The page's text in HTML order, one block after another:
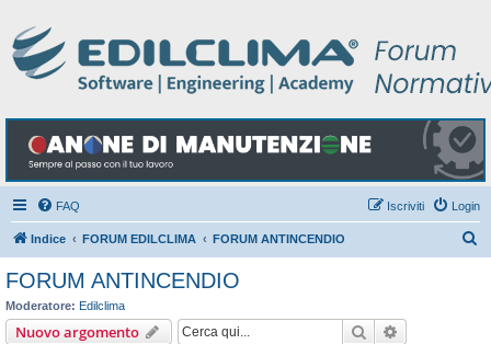
FAQ Login
Iscriviti
Indice FORUM EDILCLIMA FORUM ANTINCENDIO
FORUM ANTINCENDIO
Moderatore: Edilclima
Nuovo argomento Cerca